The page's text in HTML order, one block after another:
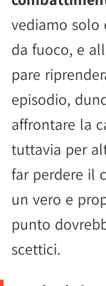
vediamo solo
da fuoco, e
pare
episodio,
affrontare la
tuttavia per
far perdere il
un vero e
punto
scettici.